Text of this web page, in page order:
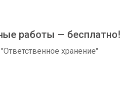
работы — бесплатно!
хранение"